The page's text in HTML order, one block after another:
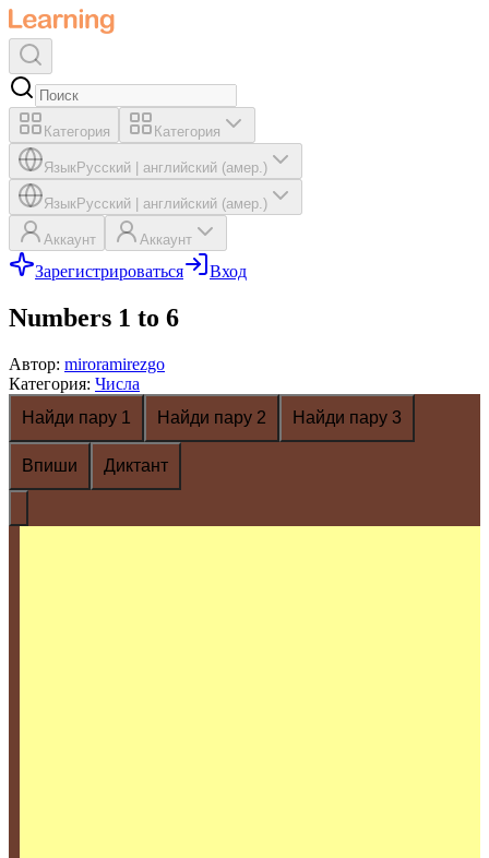
Категория Категория
ЯзыкРусский английский (амер.)
ЯзыкРусский английский (амер.)
Аккаунт Аккаунт
Зарегистрироваться Вход
Numbers 1 to 6
Автор: miroramirezgo
Категория: Числа
Найди пару 1
Найди пару 2 Найди пару 3
Впиши Диктант